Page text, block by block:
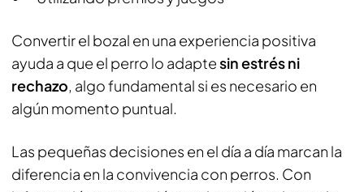
Convertir el bozal en una experiencia positiva
ayuda a que el perro lo adaptesin estrés ni
rechazo, algo fundamental si es necesario en
algún momento puntual.
Las pequeñas decisiones en el día a día marcan la
diferencia en la convivencia con perros. Con